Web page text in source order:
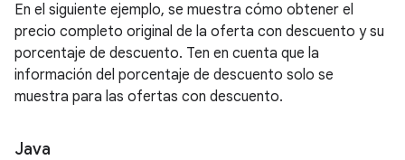
En el siguiente ejemplo, se muestra cómo obtener el
precio completo original de la oferta con descuento y su
porcentaje de descuento. Ten en cuenta que la
información del porcentaje de descuento solo se
muestra para las ofertas con descuento.
Java